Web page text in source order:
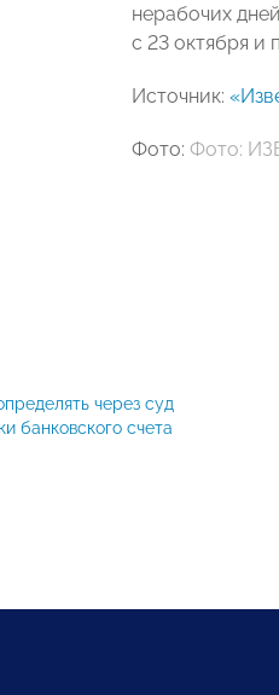
нерабочих
с 23 октября и
Источник:
Фото: Фото:
через суд
банковского счета